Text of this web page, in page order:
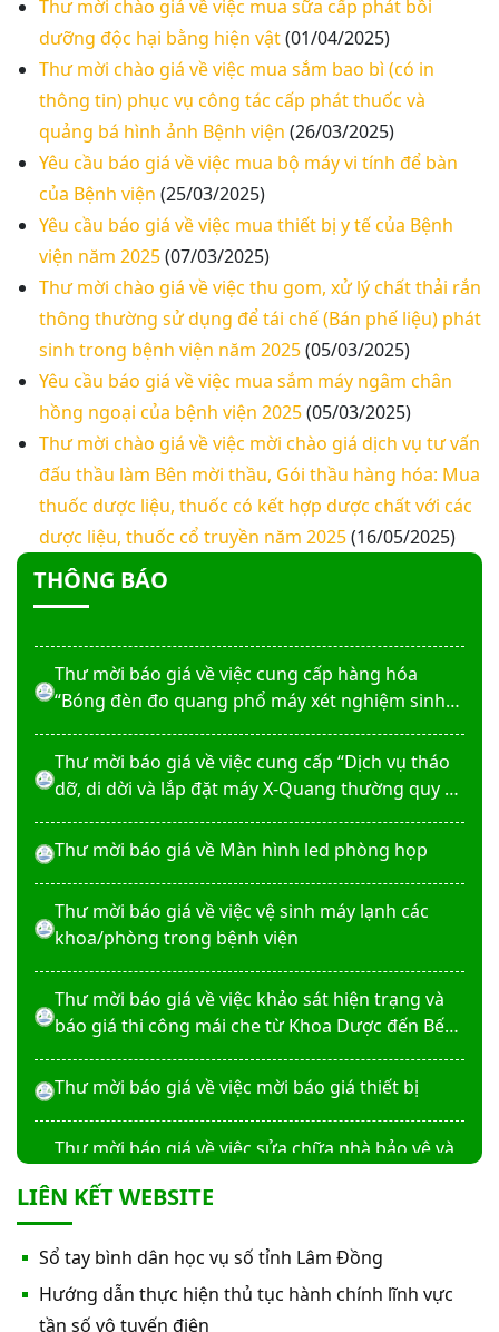
Thư mời chào giá về việc mua sữa cấp phát bồi
dưỡng độc hại bằng hiện vật(01/04/2025)
Thư mời chào giá về việc mua sắm bao bì (có in
thông tin) phục vụ công tác cấp phát thuốc và
quảng bá hình ảnh Bệnh viện (26/03/2025)
Yêu cầu báo giá về việc mua bộ máy vi tính để bàn
của Bệnh viện (25/03/2025)
Yêu cầu báo giá về việc mua thiết bị y tế của Bệnh
viện năm 2025(07/03/2025)
Thư mời chào giá về việc thu gom, xử lý chất thải rắn
thông thường sử dụng để tái chế (Bán phế liệu) phát
sinh trong bệnh viện năm 2025(05/03/2025)
Yêu cầu báo giá về việc mua sắm máy ngâm chân
hồng ngoại của bệnh viện 2025(05/03/2025)
Thư mời chào giá về việc mời chào giá dịch vụ tư vấn
đấu thầu làm Bên mời thầu, Gói thầu hàng hóa: Mua
thuốc dược liệu, thuốc có kết hợp dược chất với các
dược liệu, thuốc cổ truyền năm 2025(16/05/2025)
THÔNG BÁO
Thư mời báo giá về Màn hình led phòng họp
Thư mời báo giá về việc vệ sinh máy lạnh các
khoa/phòng trong bệnh viện
Thư mời báo giá về việc khảo sát hiện trạng và
báo giá thi công mái che từ Khoa Dược đến Bếp
ăn từ thiện của Bệnh viện
Thư mời báo giá về việc mời báo giá thiết bị
Thư mời báo giá về việc sửa chữa nhà bảo vệ và
cổng số 2
Thư mời báo giá sửa chữa máy nước nóng tấm
phẵng
Thư mời báo giá về việc In bìa hồ sơ bệnh án, Sổ
y bạ năm 2026
Thư mời báo giá về việc cung cấp dịch vụ “Bảo
hiểm cháy, nổ bắt buộc năm 2026"
Thư mời báo giá về việc cung cấp hàng hóa
“Bóng đèn đo quang phổ máy xét nghiệm sinh
Thư mời báo giá về việc cung cấp “Dịch vụ tháo
dỡ, di dời và lắp đặt máy X-Quang thường quy và
Thư mời báo giá về Màn hình led phòng họp
Thư mời báo giá về việc vệ sinh máy lạnh các
khoa/phòng trong bệnh viện
Thư mời báo giá về việc khảo sát hiện trạng và
báo giá thi công mái che từ Khoa Dược đến Bếp
Thư mời báo giá về việc mời báo giá thiết bị
Thư mời báo giá về việc sửa chữa nhà bảo vệ và
phẵng
Thư mời báo giá về việc In bìa hồ sơ bệnh án, Sổ
LIÊN KẾT WEBSITE
Sổ tay bình dân học vụ số tỉnh Lâm Đồng
Hướng dẫn thực hiện thủ tục hành chính lĩnh vực
tần số vô tuyến điện